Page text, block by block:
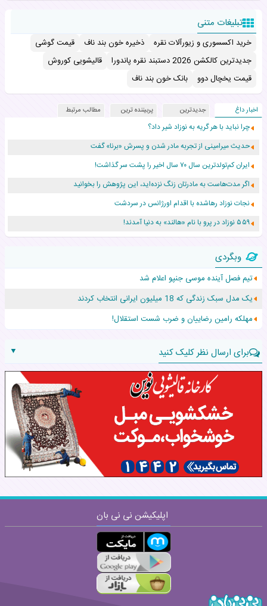
تبلیغات متنی
خرید اکسسوری و زیورآلات نقره ذخیره خون بند ناف
قیمت گوشی
جدیدترین کالکشن 2026 دستبند نقره پاندورا
قالیشویی کوروش
قیمت یخچال دوو
بانک خون بند ناف
اخبار داغ جدیدترین پربیننده ترین مطالب مرتبط
چرا نباید با هر گریه به نوزاد شیر داد؟
حدیث میرامینی از تجربه مادر شدن و پسرش «برنا» گفت
ایران کم‌تولدترین سال ۷۰ سال اخیر را پشت سر گذاشت!
اگر مدت‌هاست به مادرتان زنگ نزده‌اید، این پژوهش را بخوانید
نجات نوزاد رهاشده با اقدام اورژانس در سردشت
۵۵۹ نوزاد در پرو با نام «هالند» به دنیا آمدند!
افزایش قد این دختر، چند میلیون دلار برای پدرش خرج داشته
حرکت غیرقانونی یک پرستار، جان دوقلوها را نجات داد!
عجیب‌ترین تولد در ۵/۵/۵ امسال که همه را شوکه کرد!
وبگردی
تیم فصل آینده موسی جنپو اعلام شد
یک مدل سبک زندگی که 18 میلیون ایرانی انتخاب کردند
مهلکه رامین رضاییان و ضرب شست استقلال!
برای ارسال نظر کلیک کنید
▼
نام:
اپلیکیشن نی نی بان